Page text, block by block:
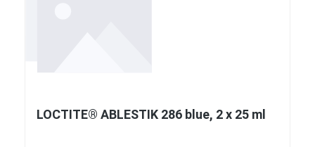
LOCTITE® ABLESTIK 286 blue, 2 x 25 ml